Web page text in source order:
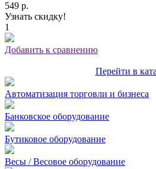
549 р.
Узнать скидку!
1
Добавить к сравнению
Перейти в
Автоматизация торговли и бизнеса
Банковское оборудование
Бутиковое оборудование
Весы / Весовое оборудование